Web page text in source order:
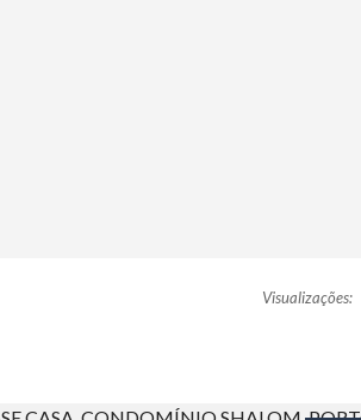
Visualizações: